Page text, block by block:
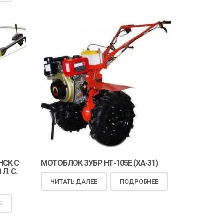
С
С.
МОТОБЛОК ЗУБР НТ-105Е (ХА-31)
ЧИТАТЬ ДАЛЕЕ ПОДРОБНЕЕ
ТОП!
ПОДШИПНИК 6009 НА ФЛАНЕЦ-
ПОЛУОСИ РЕДУКТОРА
ПОДШИПНИК 32009 НА